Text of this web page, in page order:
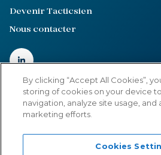
Devenir Tacticsien
Nous contacter
Mentions légales
By clicking “Accept All Cookies”,
storing of cookies on your device
navigation, analyze site usage, and
marketing efforts.
Cookies